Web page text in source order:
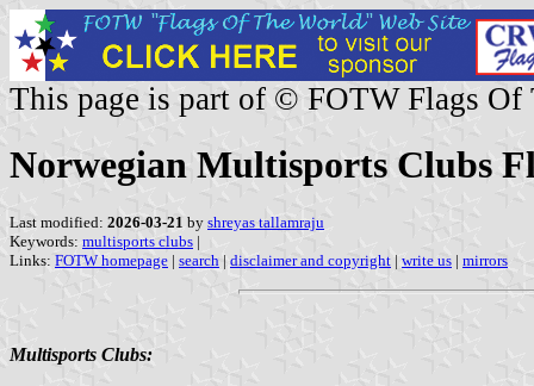
This page is part of © FOTW Flags Of
Norwegian Multisports Clubs
Last modified: 2026-03-21 by shreyas tallamraju
Keywords: multisports clubs |
Links: FOTW homepage | search | disclaimer and copyright | write us | mirrors
Multisports Clubs: